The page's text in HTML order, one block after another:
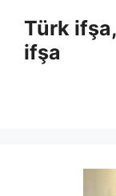
Türk
ifşa